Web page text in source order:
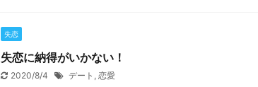
失恋
失恋に納得がいかない！
2020/8/4 デート , 恋愛